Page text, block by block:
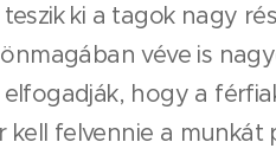
ki a tagok nagy
véve is
hogy a
felvennie a munkát